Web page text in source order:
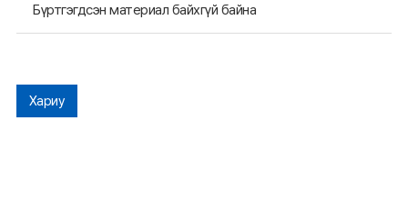
Бүртгэгдсэн материал байхгүй байна
Хариу